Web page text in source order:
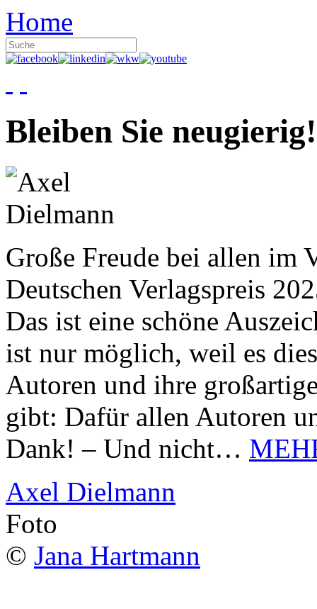
Home
Bleiben Sie neugierig!
Große Freude bei allen im
Deutschen Verlagspreis
Das ist eine schöne
ist nur möglich, weil es
Autoren und ihre
gibt: Dafür allen Autoren
Dank! – Und nicht…
Axel Dielmann
Foto
© Jana Hartmann